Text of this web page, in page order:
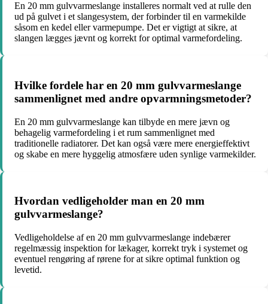
En 20 mm gulvvarmeslange installeres normalt ved at rulle den
ud på gulvet i et slangesystem, der forbinder til en varmekilde
såsom en kedel eller varmepumpe. Det er vigtigt at sikre, at
slangen lægges jævnt og korrekt for optimal varmefordeling.
Hvilke fordele har en 20 mm gulvvarmeslange
sammenlignet med andre opvarmningsmetoder?
En 20 mm gulvvarmeslange kan tilbyde en mere jævn og
behagelig varmefordeling i et rum sammenlignet med
traditionelle radiatorer. Det kan også være mere energieffektivt
og skabe en mere hyggelig atmosfære uden synlige varmekilder.
Hvordan vedligeholder man en 20 mm
gulvvarmeslange?
Vedligeholdelse af en 20 mm gulvvarmeslange indebærer
regelmæssig inspektion for lækager, korrekt tryk i systemet og
eventuel rengøring af rørene for at sikre optimal funktion og
levetid.